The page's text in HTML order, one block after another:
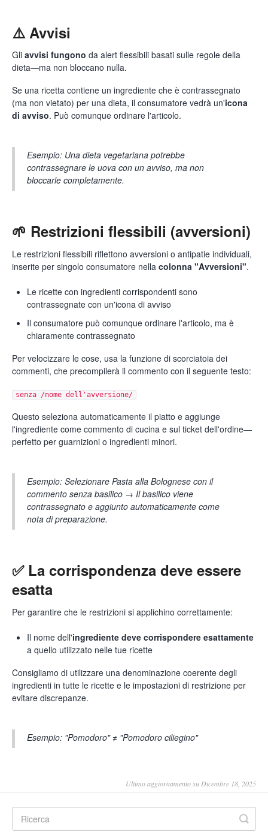
⚠️ Avvisi
Gli avvisi fungono da alert flessibili basati sulle regole della
dieta—ma non bloccano nulla.
Se una ricetta contiene un ingrediente che è contrassegnato
(ma non vietato) per una dieta, il consumatore vedrà un'icona
di avviso. Può comunque ordinare l'articolo.
Esempio: Una dieta vegetariana potrebbe
contrassegnare le uova con un avviso, ma non
bloccarle completamente.
🌱 Restrizioni flessibili (avversioni)
Le restrizioni flessibili riflettono avversioni o antipatie individuali,
inserite per singolo consumatore nella colonna "Avversioni".
Le ricette con ingredienti corrispondenti sono
contrassegnate con un'icona di avviso
Il consumatore può comunque ordinare l'articolo, ma è
chiaramente contrassegnato
Per velocizzare le cose, usa la funzione di scorciatoia dei
commenti, che precompilerà il commento con il seguente testo:
senza /nome dell'avversione/
Questo seleziona automaticamente il piatto e aggiunge
l'ingrediente come commento di cucina e sul ticket dell'ordine—
perfetto per guarnizioni o ingredienti minori.
Esempio: Selezionare Pasta alla Bolognese con il
commento senza basilico → Il basilico viene
contrassegnato e aggiunto automaticamente come
nota di preparazione.
✅ La corrispondenza deve essere
esatta
Per garantire che le restrizioni si applichino correttamente:
Il nome dell'ingrediente deve corrispondere esattamente
a quello utilizzato nelle tue ricette
Consigliamo di utilizzare una denominazione coerente degli
ingredienti in tutte le ricette e le impostazioni di restrizione per
evitare discrepanze.
Esempio: "Pomodoro" ≠ "Pomodoro ciliegino"
Ultimo aggiornamento su Dicembre 18, 2025